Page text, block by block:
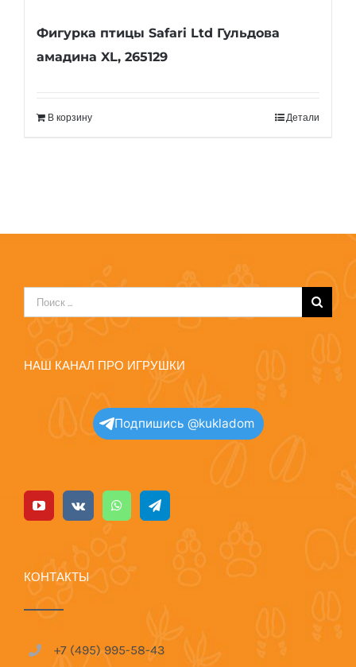
Фигурка птицы Safari Ltd Гульдова
амадина XL, 265129
В корзину Детали
Результат
поиска:
НАШ КАНАЛ ПРО ИГРУШКИ
Подпишись @kukladom
КОНТАКТЫ
+7 (495) 995-58-43